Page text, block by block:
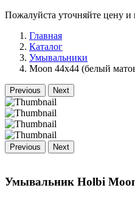
Пожалуйста уточняйте цену и
Главная
Каталог
Умывальники
Moon 44x44 (белый
Previous Next
Previous Next
Умывальник Holbi